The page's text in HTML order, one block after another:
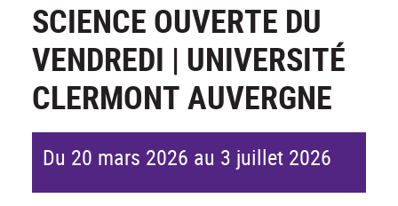
SCIENCE OUVERTE DU
VENDREDI | UNIVERSITÉ
CLERMONT AUVERGNE
Du 20 mars 2026 au 3 juillet 2026